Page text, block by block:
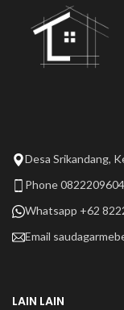
Desa Srikandang,
Phone
Whatsapp +62
Email
LAIN LAIN